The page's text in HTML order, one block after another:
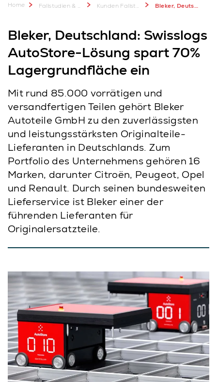
Home Fallstudien & mehr Kunden Fallstudien Bleker, Deutschland: AutoStore-Lösung für Ersatzteillieferanten
Bleker, Deutschland: Swisslogs
AutoStore-Lösung spart 70%
Lagergrundfläche ein
Mit rund 85.000 vorrätigen und
versandfertigen Teilen gehört Bleker
Autoteile GmbH zu den zuverlässigsten
und leistungsstärksten Originalteile-
Lieferanten in Deutschlands. Zum
Portfolio des Unternehmens gehören 16
Marken, darunter Citroën, Peugeot, Opel
und Renault. Durch seinen bundesweiten
Lieferservice ist Bleker einer der
führenden Lieferanten für
Originalersatzteile.